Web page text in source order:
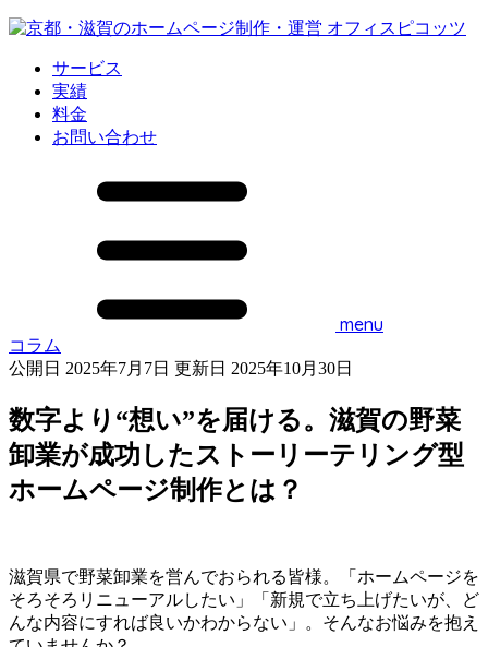
サービス
実績
料金
お問い合わせ
menu
コラム
公開日 2025年7月7日 更新日 2025年10月30日
数字より“想い”を届ける。滋賀の野菜
卸業が成功したストーリーテリング型
ホームページ制作とは？
滋賀県で野菜卸業を営んでおられる皆様。「ホームページを
そろそろリニューアルしたい」「新規で立ち上げたいが、ど
んな内容にすれば良いかわからない」。そんなお悩みを抱え